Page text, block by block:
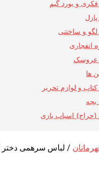
فکری و بورد گیم
پازل
لگو و ساختنی
انفجاری
عروسک
ها
کتاب و لوازم تحریر
بچه
اسباب بازی
/ لباس سرهمی دختر